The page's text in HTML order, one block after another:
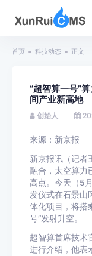
首页 科技动态 正文
“超智算一号”
间产业新高地
创始人
来源：新京报
新京报讯（记者
融合，太空算力
高点。今天（5
发仪式在石景山
体化项目，将搭
号”发射升空。
超智算首席技术
进行介绍，他表